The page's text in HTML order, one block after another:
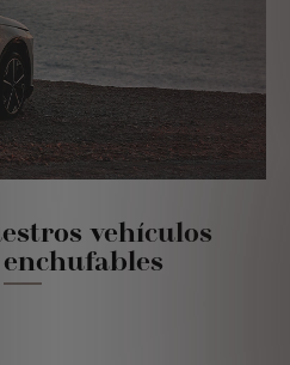
vehículos